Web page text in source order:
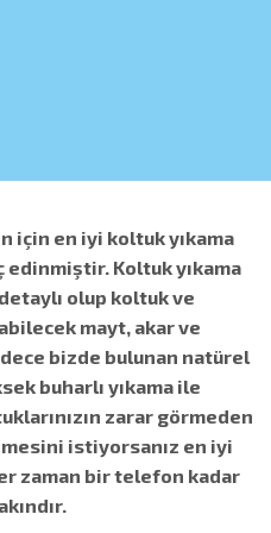
için en iyi koltuk yıkama
edinmiştir. Koltuk yıkama
olup koltuk ve
mayt, akar ve
bizde bulunan natürel
buharlı yıkama ile
zarar görmeden
istiyorsanız en iyi
zaman bir telefon kadar